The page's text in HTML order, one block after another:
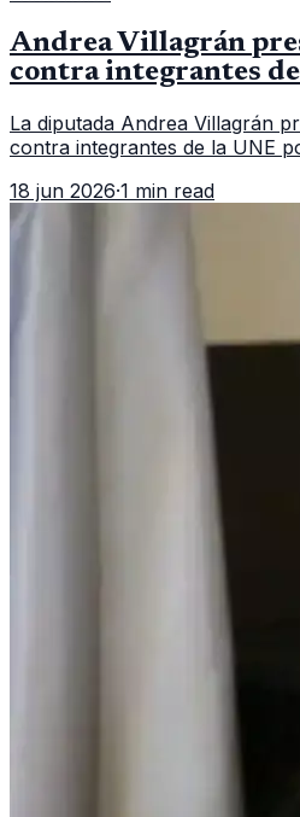
Andrea Villagrán
contra integrantes
La diputada Andrea Villagrán
contra integrantes de la UNE
18 jun 2026·1 min read